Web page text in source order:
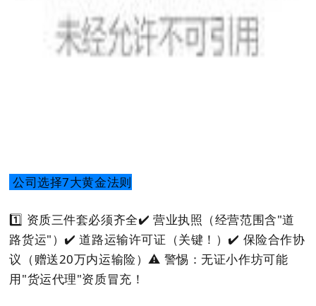
公司选择7大黄金法则
1️⃣ 资质三件套必须齐全✔️ 营业执照（经营范围含"道
路货运"） ✔️ 道路运输许可证（关键！） ✔️ 保险合作协
议（赠送20万内运输险）⚠️ 警惕：无证小作坊可能
用"货运代理"资质冒充！